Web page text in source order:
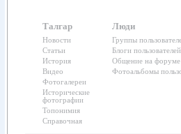
Талгар
Новости
Статьи
История
Видео
Фотогалереи
Исторические
фотографии
Топонимия
Справочная
Люди
Группы
Блоги пользователей
Общение на форуме
Фотоальбомы